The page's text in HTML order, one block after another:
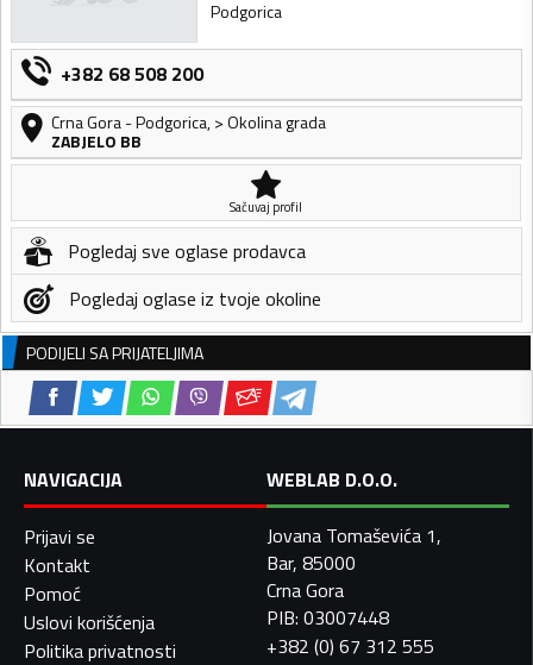
Podgorica
+382 68 508 200
Crna Gora-Podgorica,> Okolina grada
ZABJELO BB
Sačuvaj profil
Pogledaj sve oglase prodavca
Pogledaj oglase iz tvoje okoline
PODIJELI SA PRIJATELJIMA
NAVIGACIJA
Prijavi se
Kontakt
Pomoć
Uslovi korišćenja
Politika privatnosti
WEBLAB D.O.O.
Jovana Tomaševića 1,
Bar, 85000
Crna Gora
PIB: 03007448
+382 (0) 67 312 555